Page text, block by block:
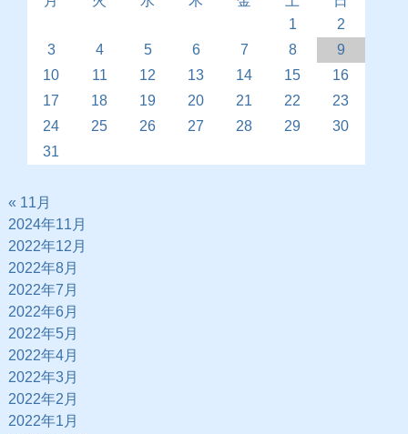
1
2
3
4 5 6 7 8
9
10
11 12 13 14 15
16
17
18 19 20 21 22
23
24
25 26 27 28 29
30
31
« 11月
2024年11月
2022年12月
2022年8月
2022年7月
2022年6月
2022年5月
2022年4月
2022年3月
2022年2月
2022年1月